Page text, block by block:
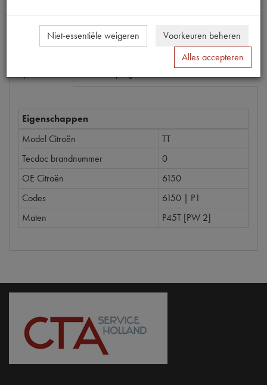
Eigenschappen
Model Citroën
TT
Tecdoc brandnummer
0
OE Citroën
6150
Codes
6150 | P1
Maten
P45T [PW 2]
Niet-essentiële weigeren
Voorkeuren beheren
Alles accepteren